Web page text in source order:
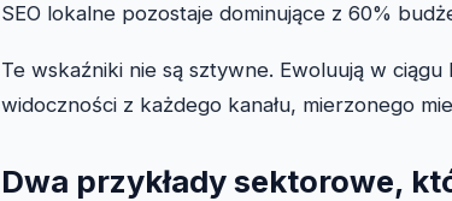
SEO lokalne pozostaje dominujące z 60%
Te wskaźniki nie są sztywne. Ewoluują w
widoczności z każdego kanału, mierzonego
Dwa przykłady sektorowe,